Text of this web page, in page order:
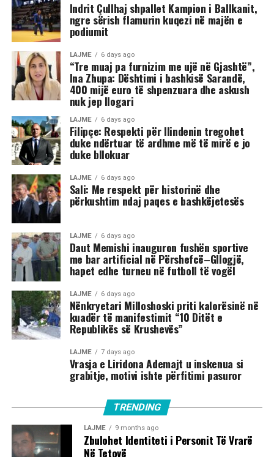
Indrit Çullhaj shpallet Kampion i Ballkanit,
ngre sërish flamurin kuqezi në majën e
podiumit
LAJME 6 days ago
“Tre muaj pa furnizim me ujë në Gjashtë”,
Ina Zhupa: Dështimi i bashkisë Sarandë,
400 mijë euro të shpenzuara dhe askush
nuk jep llogari
LAJME 6 days ago
Filipçe: Respekti për Ilindenin tregohet
duke ndërtuar të ardhme më të mirë e jo
duke bllokuar
LAJME 6 days ago
Sali: Me respekt për historinë dhe
përkushtim ndaj paqes e bashkëjetesës
LAJME 6 days ago
Daut Memishi inauguron fushën sportive
me bar artificial në Përshefcë–Gllogjë,
hapet edhe turneu në futboll të vogël
LAJME 6 days ago
Nënkryetari Milloshoski priti kalorësinë në
kuadër të manifestimit “10 Ditët e
Republikës së Krushevës”
LAJME 7 days ago
Vrasja e Liridona Ademajt u inskenua si
grabitje, motivi ishte përfitimi pasuror
TRENDING
LAJME 9 months ago
Zbulohet Identiteti i Personit Të Vrarë
Në Tetovë